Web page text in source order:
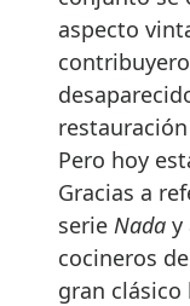
aspecto
Pero hoy
Gracias a
serie Nada y
cocineros
gran clásico